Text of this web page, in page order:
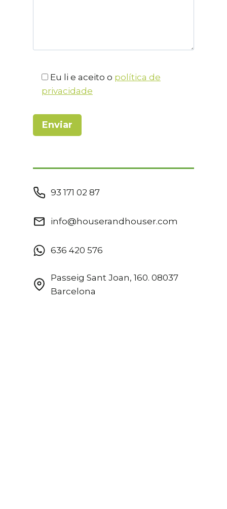
Eu li e aceito o política de
privacidade
93 171 02 87
info@houserandhouser.com
636 420 576
Passeig Sant Joan, 160. 08037
Barcelona